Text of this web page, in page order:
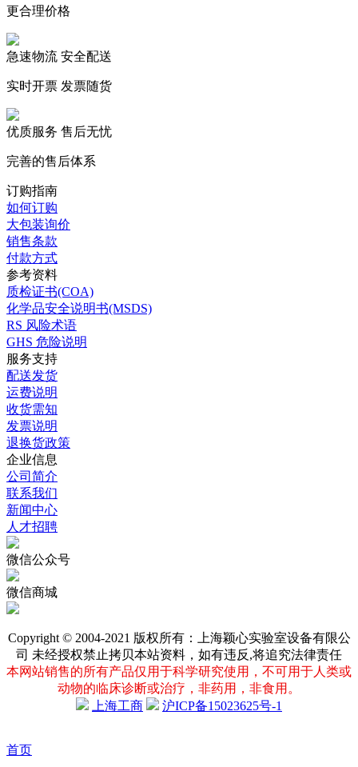
更合理价格
急速物流 安全配送
实时开票 发票随货
优质服务 售后无忧
完善的售后体系
订购指南
如何订购
大包装询价
销售条款
付款方式
参考资料
质检证书(COA)
化学品安全说明书(MSDS)
RS 风险术语
GHS 危险说明
服务支持
配送发货
运费说明
收货需知
发票说明
退换货政策
企业信息
公司简介
联系我们
新闻中心
人才招聘
微信公众号
微信商城
Copyright © 2004-2021 版权所有：上海颖心实验室设备有限公
司 未经授权禁止拷贝本站资料，如有违反,将追究法律责任
本网站销售的所有产品仅用于科学研究使用，不可用于人类或
动物的临床诊断或治疗，非药用，非食用。
上海工商
沪ICP备15023625号-1
首页